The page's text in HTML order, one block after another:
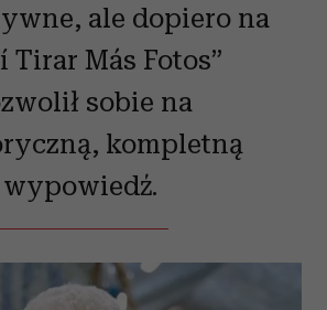
ale dopiero na
Tirar Más Fotos”
sobie na
kompletną
wypowiedź.